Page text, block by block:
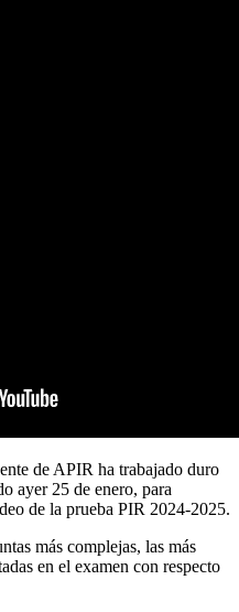
de APIR ha trabajado duro
ayer 25 de enero, para
de la prueba PIR 2024-2025.
más complejas, las más
en el examen con respecto